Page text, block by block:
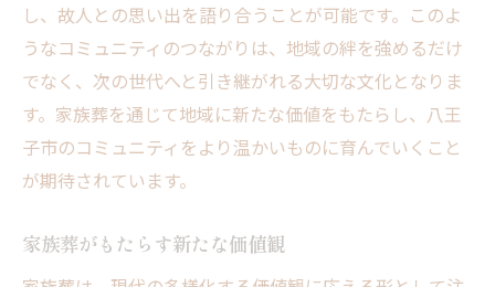
し、故人との思い出を語り合うことが可能です。このよ
うなコミュニティのつながりは、地域の絆を強めるだけ
でなく、次の世代へと引き継がれる大切な文化となりま
す。家族葬を通じて地域に新たな価値をもたらし、八王
子市のコミュニティをより温かいものに育んでいくこと
が期待されています。
家族葬がもたらす新たな価値観